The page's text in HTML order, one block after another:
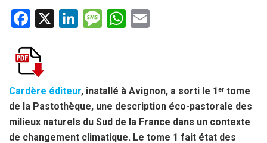
F
ce
b
o
o
k
X
Li
n
M
g
e
W
A
p
p
Cardère éditeur, installé à Avignon, a sorti le 1er tome
de la Pastothèque, une description éco-pastorale des
milieux naturels du Sud de la France dans un contexte
de changement climatique. Le tome 1 fait état des